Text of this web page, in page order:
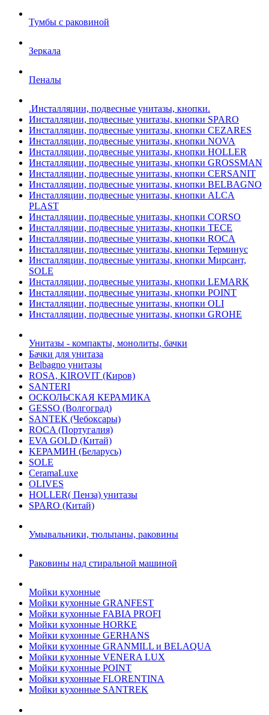
Тумбы с раковиной
Зеркала
Пеналы
.Инсталляции, подвесные унитазы, кнопки.
Инсталляции, подвесные унитазы, кнопки SPARO
Инсталляции, подвесные унитазы, кнопки CEZARES
Инсталляции, подвесные унитазы, кнопки NOVA
Инсталляции, подвесные унитазы, кнопки HOLLER
Инсталляции, подвесные унитазы, кнопки GROSSMAN
Инсталляции, подвесные унитазы, кнопки CERSANIT
Инсталляции, подвесные унитазы, кнопки BELBAGNO
Инсталляции, подвесные унитазы, кнопки ALCA
PLAST
Инсталляции, подвесные унитазы, кнопки CORSO
Инсталляции, подвесные унитазы, кнопки TECE
Инсталляции, подвесные унитазы, кнопки ROCA
Инсталляции, подвесные унитазы, кнопки Терминус
Инсталляции, подвесные унитазы, кнопки Мирсант,
SOLE
Инсталляции, подвесные унитазы, кнопки LEMARK
Инсталляции, подвесные унитазы, кнопки POINT
Инсталляции, подвесные унитазы, кнопки OLI
Инсталляции, подвесные унитазы, кнопки GROHE
Унитазы - компакты, монолиты, бачки
Бачки для унитаза
Belbagno унитазы
ROSA, KIROVIT (Киров)
SANTERI
ОСКОЛЬСКАЯ КЕРАМИКА
GESSO (Волгоград)
SANTEK (Чебоксары)
ROCA (Португалия)
EVA GOLD (Китай)
KЕРАМИН (Беларусь)
SOLE
CeramaLuxe
OLIVES
HOLLER( Пенза) унитазы
SPARO (Китай)
Умывальники, тюльпаны, раковины
Раковины над стиральной машиной
Мойки кухонные
Мойки кухонные GRANFEST
Мойки кухонные FABIA PROFI
Мойки кухонные HORKE
Мойки кухонные GERHANS
Мойки кухонные GRANMILL и BELAQUA
Мойки кухонные VENERA LUX
Мойки кухонные POINT
Мойки кухонные FLORENTINA
Мойки кухонные SANTREK